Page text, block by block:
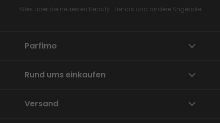
Alles über die neuesten Beauty-Trends und andere Angebote
Parfimo
Rund ums einkaufen
Versand